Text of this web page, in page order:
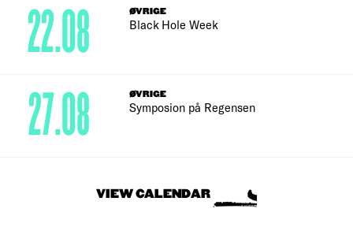
ØVRIGE
Black Hole Week
22.08
ØVRIGE
Symposion på Regensen
27.08
VIEW CALENDAR